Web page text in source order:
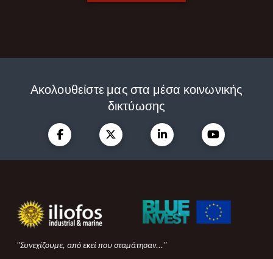
Ακολουθείστε μας στα μέσα κοινωνικής
δικτύωσης
"Συνεχίζουμε, από εκεί που σταμάτησαν..."